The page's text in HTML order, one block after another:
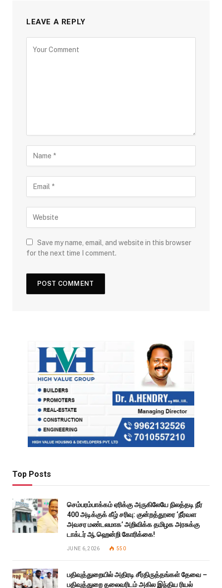
LEAVE A REPLY
Save my name, email, and website in this browser
for the next time I comment.
Top Posts
செம்பரம்பாக்கம் ஏரிக்கு அருகிலேயே நிலத்தடி நீர்
400 அடிக்குக் கீழ் சரிவு: குன்றத்தூரை ‘நீர்வள
அவசர மண்டலமாக’ அறிவிக்க தமிழக அரசுக்கு
டாக்டர் ஆ.ஹென்றி கோரிக்கை!
JUNE 6, 2026 550
பதிவுத்துறையில் அதிரடி சீர்திருத்தங்கள் தேவை –
பதிவுத்துறை தலைவரிடம் அகில இந்திய ரியல்